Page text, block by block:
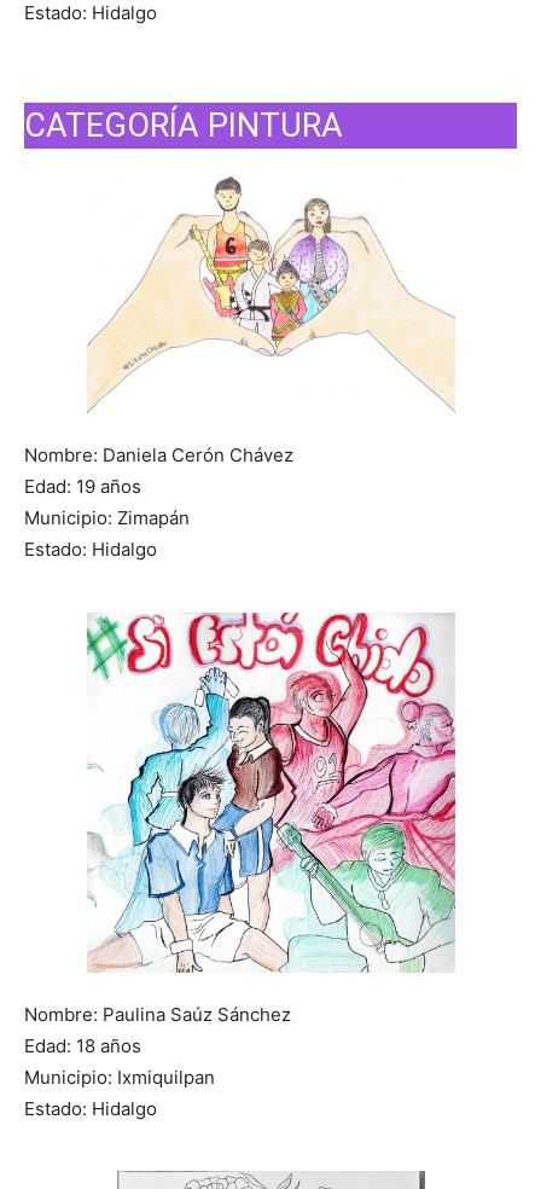
Estado: Hidalgo
CATEGORÍA PINTURA
Nombre: Daniela Cerón Chávez
Edad: 19 años
Municipio: Zimapán
Estado: Hidalgo
Nombre: Paulina Saúz Sánchez
Edad: 18 años
Municipio: Ixmiquilpan
Estado: Hidalgo